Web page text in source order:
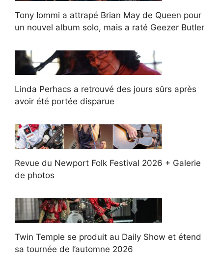
Tony Iommi a attrapé Brian May de Queen pour
un nouvel album solo, mais a raté Geezer Butler
Linda Perhacs a retrouvé des jours sûrs après
avoir été portée disparue
Revue du Newport Folk Festival 2026 + Galerie
de photos
Twin Temple se produit au Daily Show et étend
sa tournée de l’automne 2026